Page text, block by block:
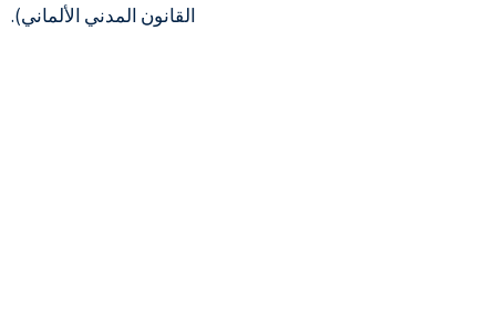
القانون المدني الألماني).